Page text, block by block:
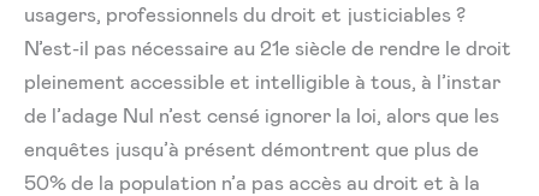
usagers, professionnels du droit et justiciables ?
N’est-il pas nécessaire au 21e siècle de rendre le droit
pleinement accessible et intelligible à tous, à l’instar
de l’adage Nul n’est censé ignorer la loi, alors que les
enquêtes jusqu’à présent démontrent que plus de
50% de la population n’a pas accès au droit et à la